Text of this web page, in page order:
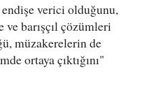
verici olduğunu,
barışçıl çözümleri
müzakerelerin de
ortaya çıktığını"